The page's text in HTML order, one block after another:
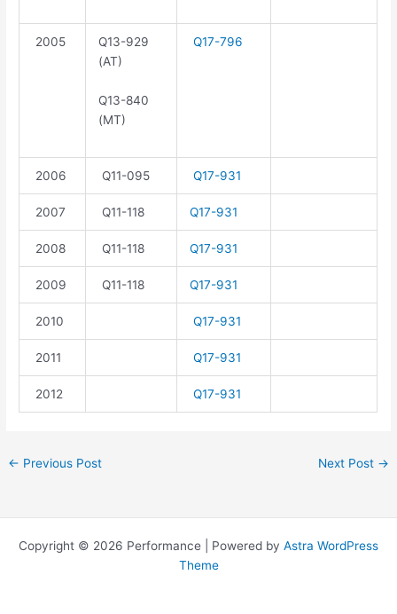
2005
Q13-929
(AT)
Q13-840
(MT)
Q17-796
2006 Q11-095 Q17-931
2007 Q11-118 Q17-931
2008 Q11-118 Q17-931
2009 Q11-118 Q17-931
2010 Q17-931
2011 Q17-931
2012 Q17-931
← Previous Post Next Post →
Copyright © 2026 Performance | Powered by Astra WordPress
Theme